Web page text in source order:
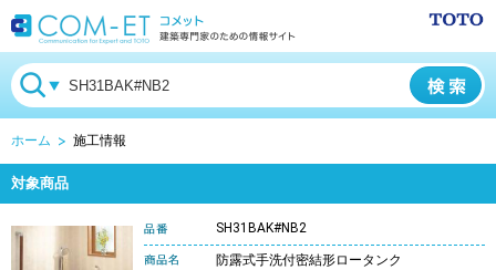
ホーム 施工情報
対象商品
SH31BAK#NB2
防露式手洗付密結形ロータンク